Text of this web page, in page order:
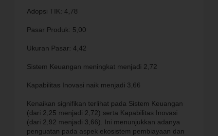
Adopsi TIK: 4,78
Pasar Produk: 5,00
Ukuran Pasar: 4,42
Sistem Keuangan meningkat menjadi 2,72
Kapabilitas Inovasi naik menjadi 3,66
Kenaikan signifikan terlihat pada Sistem Keuangan
(dari 2,25 menjadi 2,72) serta Kapabilitas Inovasi
(dari 2,92 menjadi 3,66). Ini menunjukkan adanya
penguatan pada aspek ekosistem pembiayaan dan